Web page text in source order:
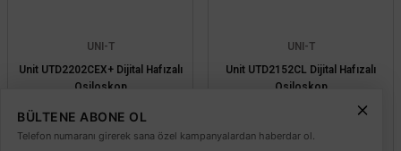
UNI-T
Unit UTD2202CEX+ Dijital Hafızalı
Osiloskop
54.720,00 TL
UNI-T
Unit UTD2152CL Dijital Hafızalı
Osiloskop
46.080,00 TL
BÜLTENE ABONE OL
Telefon numaranı girerek sana özel kampanyalardan haberdar ol.